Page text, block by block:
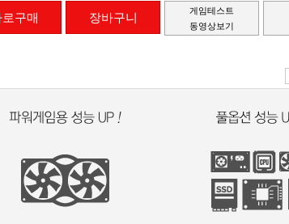
로구매 장바구니
게임테스트
동영상보기